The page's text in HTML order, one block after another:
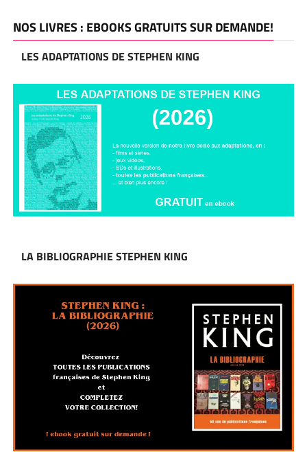
NOS LIVRES : EBOOKS GRATUITS SUR DEMANDE!
LES ADAPTATIONS DE STEPHEN KING
LA BIBLIOGRAPHIE STEPHEN KING